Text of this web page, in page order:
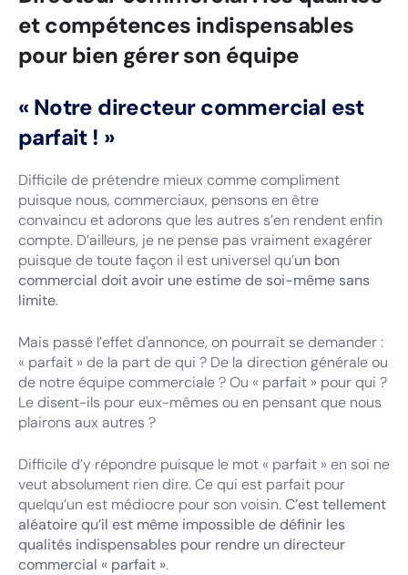
et compétences indispensables
pour bien gérer son équipe
« Notre directeur commercial est
parfait ! »
Difficile de prétendre mieux comme compliment
puisque nous, commerciaux, pensons en être
convaincu et adorons que les autres s’en rendent enfin
compte. D’ailleurs, je ne pense pas vraiment exagérer
puisque de toute façon il est universel qu’un bon
commercial doit avoir une estime de soi-même sans
limite.
Mais passé l’effet d'annonce, on pourrait se demander :
« parfait » de la part de qui ? De la direction générale ou
de notre équipe commerciale ? Ou « parfait » pour qui ?
Le disent-ils pour eux-mêmes ou en pensant que nous
plairons aux autres ?
Difficile d’y répondre puisque le mot « parfait » en soi ne
veut absolument rien dire. Ce qui est parfait pour
quelqu’un est médiocre pour son voisin.C’est tellement
aléatoire qu’il est même impossible de définir les
qualités indispensables pour rendre un directeur
commercial « parfait ».